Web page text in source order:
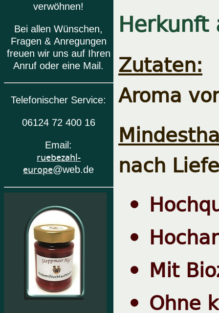
verwöhnen!
Bei allen Wünschen,
Fragen & Anregungen
freuen wir uns auf Ihren
Anruf oder eine Mail.
Telefonischer Service:
06124 72 400 16
Email:
ruebezahl-
europe@web.de
Herkunft
Zutaten:
Aroma
nach
Mit
Ohne